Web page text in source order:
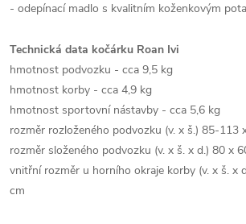
- odepínací madlo s kvalitním koženkovým
Technická data kočárku Roan Ivi
hmotnost podvozku - cca 9,5 kg
hmotnost korby - cca 4,9 kg
hmotnost sportovní nástavby - cca 5,6 kg
rozměr rozloženého podvozku (v. x š.) 85-113
rozměr složeného podvozku (v. x š. x d.) 80 x
vnitřní rozměr u horního okraje korby (v. x š. x
cm